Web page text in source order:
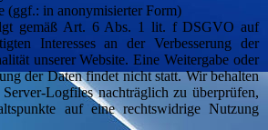
(ggf.: in anonymisierter Form)
gemäß Art. 6 Abs. 1 lit. f DSGVO auf
Interesses an der Verbesserung der
unserer Website. Eine Weitergabe oder
der Daten findet nicht statt. Wir behalten
Logfiles nachträglich zu überprüfen,
auf eine rechtswidrige Nutzung